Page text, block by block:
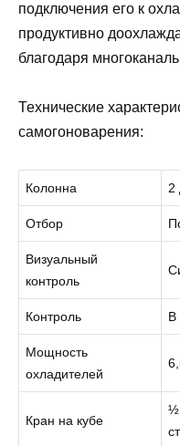
подключения его к
продуктивно
благодаря
Технические
самогоноварения:
Колонна 2
Отбор
Визуальный
контроль
Контроль В
Мощность
охладителей
Кран на кубе
½